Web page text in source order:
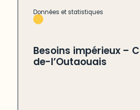
Données et statistiques
Besoins impérieux –
de-l’Outaouais